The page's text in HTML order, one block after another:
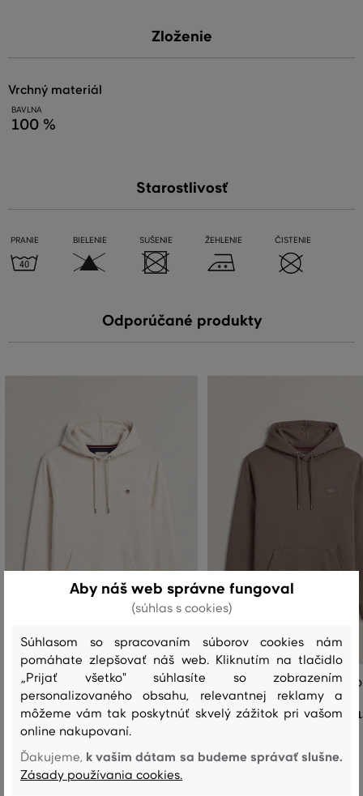
Zloženie
vrchný materiál
BAVLNA
100 %
Starostlivosť
PRANIE BIELENIE SUŠENIE ŽEHLENIE ČISTENIE
Odporúčané produkty
MIKINA GANT REG SHIELD HOODIE
+2 132,90 €
Dostupné veľkosti:
L, , XXL +3 ďalšie
MIKINA GANT REG SHIELD
+2
M +3 ďalšie
Aby náš web správne fungoval
(súhlas s cookies)
Súhlasom so spracovaním súborov cookies nám
pomáhate zlepšovať náš web. Kliknutím na tlačidlo
„Prijať všetko" súhlasíte so zobrazením
personalizovaného obsahu, relevantnej reklamy a
môžeme vám tak poskytnúť skvelý zážitok pri vašom
online nakupovaní.
Ďakujeme, k vašim dátam sa budeme správať slušne.
Zásady používania cookies.